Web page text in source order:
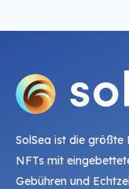
SolSea ist die
NFTs mit
Gebühren und